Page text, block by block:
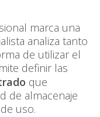
marca una
analiza tanto
de utilizar el
definir las
que
de almacenaje
uso.